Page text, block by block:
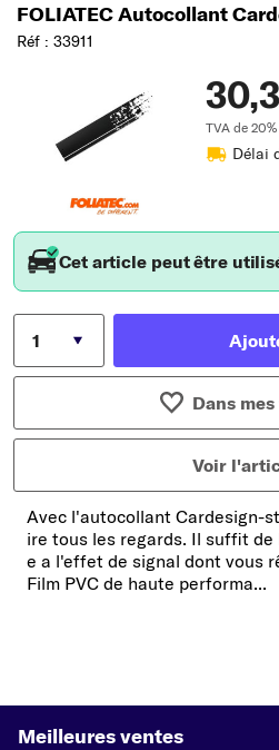
FOLIATEC Autocollant
Réf : 33911
TVA de
Délai
Cet article peut être
Dans
Voir
Avec l'autocollant Cardesign-
ire tous les regards. Il suffit
e a l'effet de signal dont vous
Film PVC de haute performa...
Meilleures ventes